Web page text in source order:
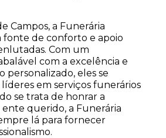
Campos, a Funerária
fonte de conforto e apoio
Com um
com a excelência e
personalizado, eles se
em serviços funerários
se trata de honrar a
querido, a Funerária
lá para fornecer